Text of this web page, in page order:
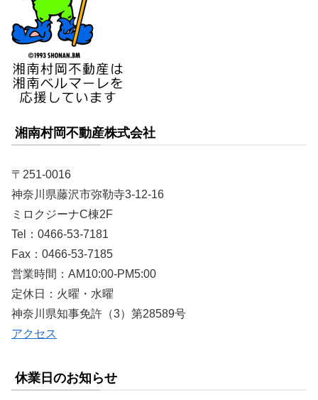
湘南村岡不動産株式会社
〒251-0016
神奈川県藤沢市弥勒寺3-12-16
ミロクジーナC棟2F
Tel：0466-53-7181
Fax：0466-53-7185
営業時間：AM10:00-PM5:00
定休日：火曜・水曜
神奈川県知事免許（3）第28589号
アクセス
休業日のお知らせ